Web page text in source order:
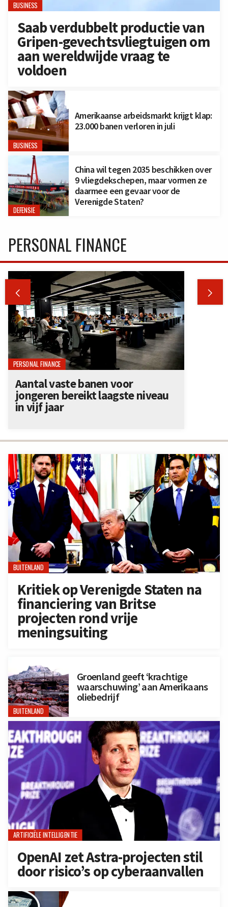
BUSINESS
Saab verdubbelt productie van
Gripen-gevechtsvliegtuigen om
aan wereldwijde vraag te
voldoen
BUSINESS
Amerikaanse arbeidsmarkt krijgt klap:
23.000 banen verloren in juli
DEFENSIE
China wil tegen 2035 beschikken over
9 vliegdekschepen, maar vormen ze
daarmee een gevaar voor de
Verenigde Staten?
BUITENLAND
Kritiek op Verenigde Staten na
financiering van Britse
projecten rond vrije
meningsuiting
BUITENLAND
Groenland geeft ‘krachtige
waarschuwing’ aan Amerikaans
oliebedrijf
ARTIFICIËLE INTELLIGENTIE
OpenAI zet Astra-projecten stil
door risico’s op cyberaanvallen
PERSONAL FINANCE
 
PERSONAL FINANCE
Aantal vaste banen voor
jongeren bereikt laagste niveau
in vijf jaar